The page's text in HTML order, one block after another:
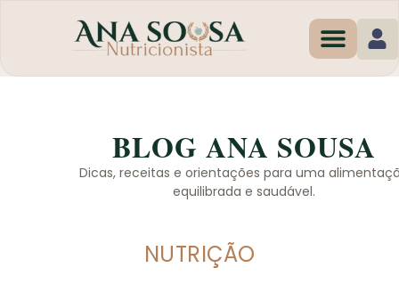
BLOG ANA SOUSA
Dicas, receitas e orientações para uma
equilibrada e saudável.
NUTRIÇÃO